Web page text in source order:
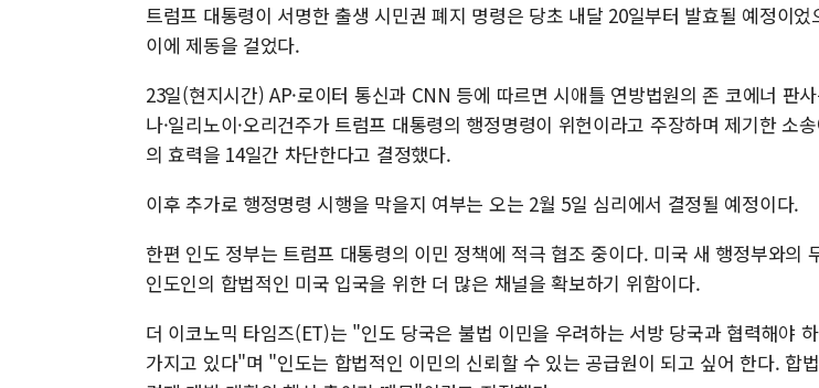
트럼프 대통령이 서명한 출생 시민권 폐지 명령은 당초 내달 20일부터 발효될 예정이었
이에 제동을 걸었다.
23일(현지시간) AP·로이터 통신과 CNN 등에 따르면 시애틀 연방법원의 존 코에너 판
나·일리노이·오리건주가 트럼프 대통령의 행정명령이 위헌이라고 주장하며 제기한 소
의 효력을 14일간 차단한다고 결정했다.
이후 추가로 행정명령 시행을 막을지 여부는 오는 2월 5일 심리에서 결정될 예정이다.
한편 인도 정부는 트럼프 대통령의 이민 정책에 적극 협조 중이다. 미국 새 행정부와의
인도인의 합법적인 미국 입국을 위한 더 많은 채널을 확보하기 위함이다.
더 이코노믹 타임즈(ET)는 "인도 당국은 불법 이민을 우려하는 서방 당국과 협력해야
가지고 있다"며 "인도는 합법적인 이민의 신뢰할 수 있는 공급원이 되고 싶어 한다. 합